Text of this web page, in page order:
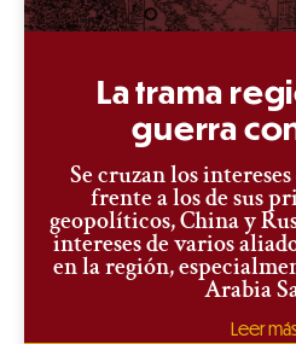
La trama
guerra
Se cruzan los
frente a los de sus
geopolíticos, China y
intereses de varios
en la región,
Arabia
Leer